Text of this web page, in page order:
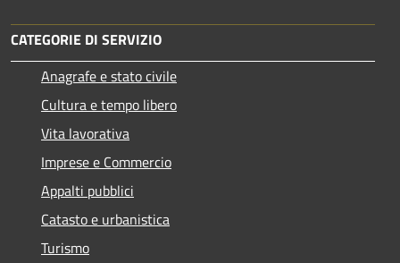
CATEGORIE DI SERVIZIO
Anagrafe e stato civile
Cultura e tempo libero
Vita lavorativa
Imprese e Commercio
Appalti pubblici
Catasto e urbanistica
Turismo